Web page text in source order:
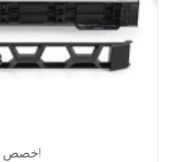
خصص سيرفرك كما تشاء، ودع الباقي علينا!